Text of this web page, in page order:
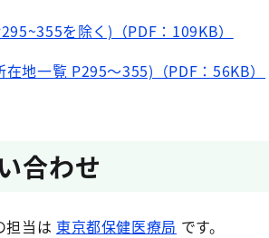
を除く)（PDF：109KB）
在地一覧 P295～355)（PDF：56KB）
合わせ
担当は 東京都保健医療局 です。